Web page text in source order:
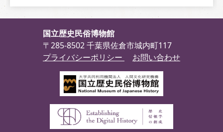
国立歴史民俗博物館
〒285-8502 千葉県佐倉市城内町117
プライバシーポリシー
お問い合わせ